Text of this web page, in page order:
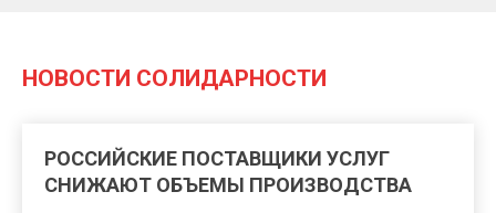
НОВОСТИ СОЛИДАРНОСТИ
РОССИЙСКИЕ ПОСТАВЩИКИ УСЛУГ
СНИЖАЮТ ОБЪЕМЫ ПРОИЗВОДСТВА